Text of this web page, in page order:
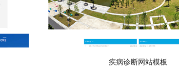
疾病诊断网站模板